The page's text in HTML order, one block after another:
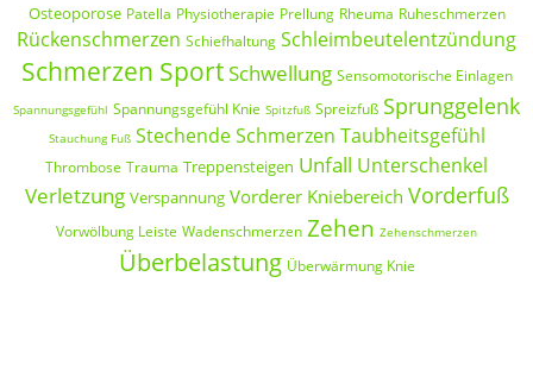
Osteoporose Patella Physiotherapie Prellung Rheuma Ruheschmerzen
Rückenschmerzen Schiefhaltung Schleimbeutelentzündung
Schmerzen SportSchwellung Sensomotorische Einlagen
Spannungsgefühl Spannungsgefühl Knie Spitzfuß Spreizfuß Sprunggelenk
Stauchung Fuß Stechende Schmerzen Taubheitsgefühl
Thrombose Trauma Treppensteigen Unfall Unterschenkel
Verletzung Verspannung Vorderer Kniebereich Vorderfuß
Vorwölbung Leiste Wadenschmerzen Zehen Zehenschmerzen
Überbelastung Überwärmung Knie